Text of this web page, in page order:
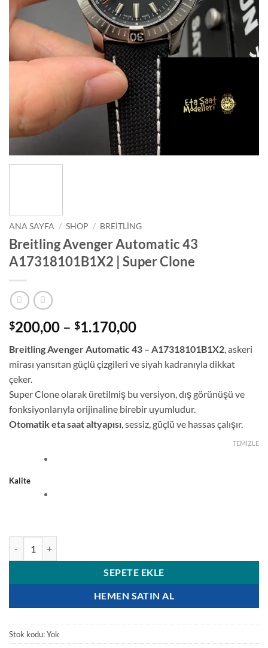
ANA SAYFA / SHOP / BREITLING
Breitling Avenger Automatic 43
A17318101B1X2 | Super Clone
$200,00 – $1.170,00Fiyat
$200,00
-
Breitling Avenger Automatic 43 – A17318101B1X2 , askeri
mirası yansıtan güçlü çizgileri ve siyah kadranıyla dikkat
çeker.
Super Clone olarak üretilmiş bu versiyon, dış görünüşü ve
fonksiyonlarıyla orijinaline birebir uyumludur.
Otomatik eta saat altyapısı , sessiz, güçlü ve hassas çalışır.
Kalite
TEMIZLE
SEPETE EKLE
HEMEN SATIN AL
Stok kodu:Yok